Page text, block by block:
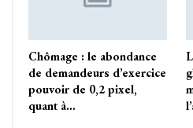
Chômage : le abondance
de demandeurs d’exercice
pouvoir de 0,2 pixel,
quant à…